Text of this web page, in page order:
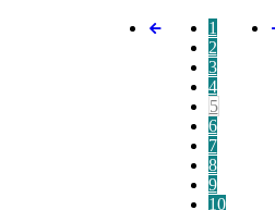
1
2
3
4
5
6
7
8
9
10